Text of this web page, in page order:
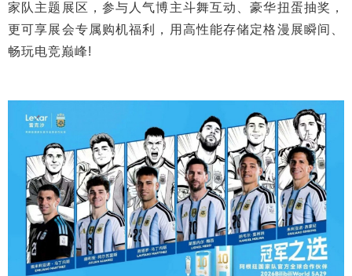
家队主题展区，参与人气博主斗舞互动、豪华扭蛋抽奖，
更可享展会专属购机福利，用高性能存储定格漫展瞬间、
畅玩电竞巅峰!